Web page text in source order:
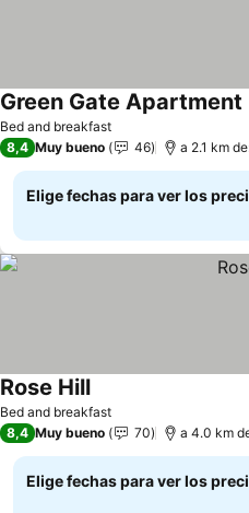
Bed and breakfast
Green Gate Apartment
8,4 Muy bueno 46 a 2.1 km
Elige fechas para ver los
Bed and breakfast
Rose HillVer precios
8,4 Muy bueno 70 a 4.0 km
Elige fechas para ver los